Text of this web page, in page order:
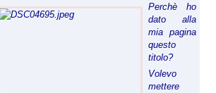
Perchè ho
dato alla
mia pagina
questo
titolo?
Volevo
mettere